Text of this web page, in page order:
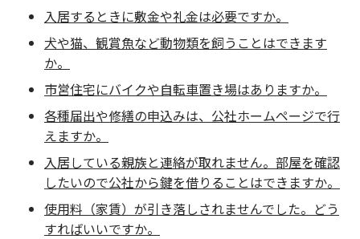
入居するときに敷金や礼金は必要ですか。
犬や猫、観賞魚など動物類を飼うことはできます
か。
市営住宅にバイクや自転車置き場はありますか。
各種届出や修繕の申込みは、公社ホームページで行
えますか。
入居している親族と連絡が取れません。部屋を確認
したいので公社から鍵を借りることはできますか。
使用料（家賃）が引き落しされませんでした。どう
すればいいですか。